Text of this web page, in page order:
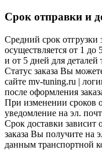
Срок отправки и
Средний срок
осуществляется от 1
и от 5 дней для
Статус заказа Вы
сайте mv-tuning.ru |
после оформления
При изменении сроков
уведомление на эл.
Срок доставки зависит
заказа Вы получите на
данным транспортной